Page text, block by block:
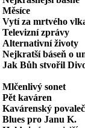
Měsíce
Vytí za mrtvého
Televizní zprávy
Alternativní životy
Nejkratší báseň o
Jak Bůh stvořil
Mlčenlivý sonet
Pět kaváren
Kavárenský povaleč
Blues pro Janu K.